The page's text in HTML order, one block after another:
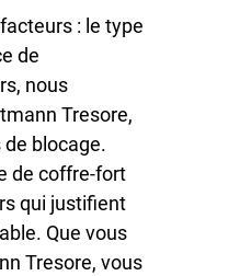
: le type
de
nous
Tresore,
blocage.
de coffre-fort
qui justifient
Que vous
Tresore, vous